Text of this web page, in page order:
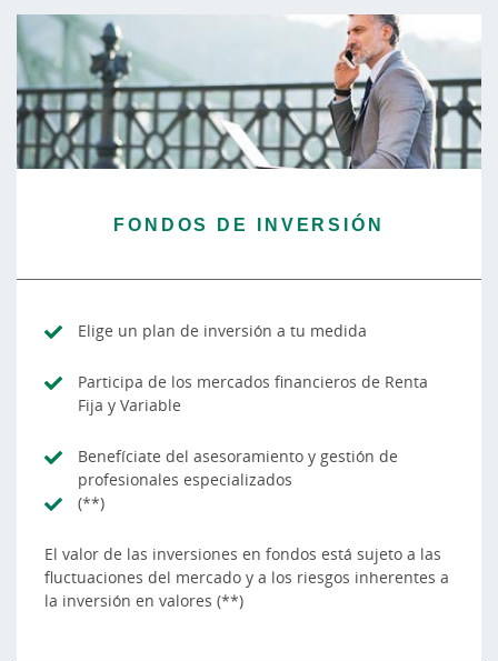
FONDOS DE INVERSIÓN
Elige un plan de inversión a tu medida
Participa de los mercados financieros de Renta
Fija y Variable
Benefíciate del asesoramiento y gestión de
profesionales especializados
(**)
El valor de las inversiones en fondos está sujeto a las
fluctuaciones del mercado y a los riesgos inherentes a
la inversión en valores (**)